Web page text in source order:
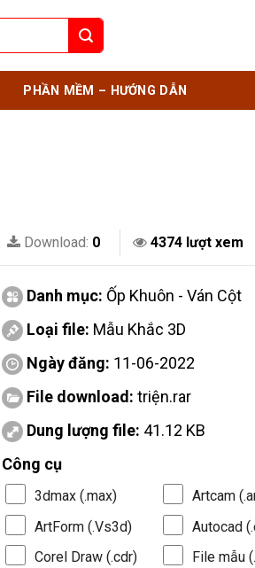
PHẦN MỀM – HƯỚNG DẪN
Download: 0 4374 lượt xem
Danh mục: Ốp Khuôn - Ván Cột
Loại file: Mẫu Khắc 3D
Ngày đăng: 11-06-2022
File download: triện.rar
Dung lượng file: 41.12 KB
Công cụ
3dmax (.max)
Artcam
ArtForm (.Vs3d)
Autocad
Corel Draw (.cdr)
File mẫu